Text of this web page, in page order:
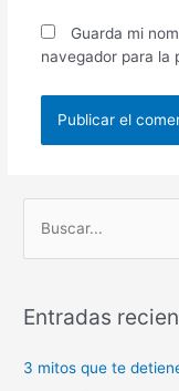
Guarda mi
navegador para la
u
c
Entradas
3 mitos que te